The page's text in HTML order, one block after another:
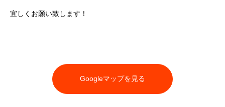
宜しくお願い致します！
Googleマップを見る